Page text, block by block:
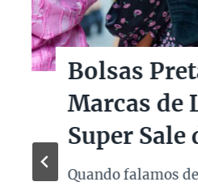
Bolsas
Marcas de
Super Sale
Quando falamos de